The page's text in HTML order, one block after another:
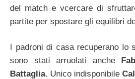
del match e vcercare di
partite per spostare gli equilibri
I padroni di casa recuperano lo
sono stati arruolati anche
Battaglia. Unico indisponibile